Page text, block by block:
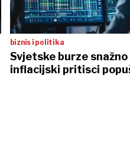
biznis i politika
Svjetske burze
inflacijski pritisci